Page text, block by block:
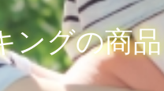
ングの商